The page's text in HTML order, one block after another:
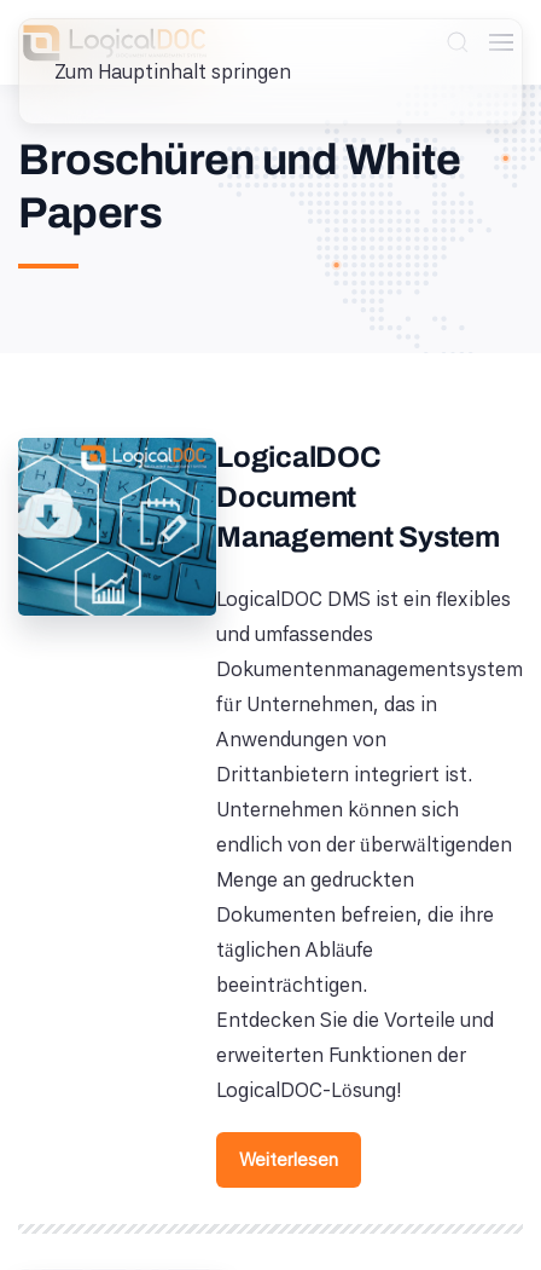
Zum Hauptinhalt springen
Broschüren und White
Papers
LogicalDOC
Document
Management System
LogicalDOC DMS ist ein flexibles
und umfassendes
Dokumentenmanagementsystem
für Unternehmen, das in
Anwendungen von
Drittanbietern integriert ist.
Unternehmen können sich
endlich von der überwältigenden
Menge an gedruckten
Dokumenten befreien, die ihre
täglichen Abläufe
beeinträchtigen.
Entdecken Sie die Vorteile und
erweiterten Funktionen der
LogicalDOC-Lösung!
Weiterlesen